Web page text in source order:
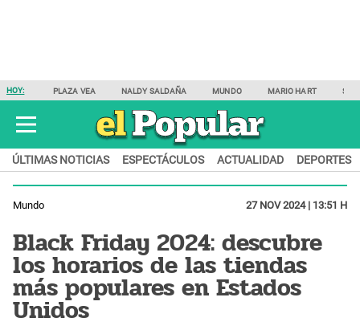
HOY: PLAZA VEA NALDY SALDAÑA MUNDO MARIO HART
ÚLTIMAS NOTICIAS ESPECTÁCULOS ACTUALIDAD DEPORTES
Mundo 27 NOV 2024 | 13:51 H
Black Friday 2024: descubre
los horarios de las tiendas
más populares en Estados
Unidos